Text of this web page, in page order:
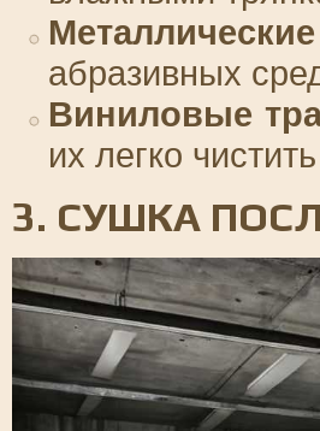
абразивных
Виниловые
их легко
3. СУШКА